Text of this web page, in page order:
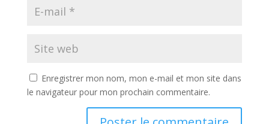
Enregistrer mon nom, mon e-mail et mon site dans
le navigateur pour mon prochain commentaire.